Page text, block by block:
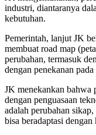
industri, diantaranya
kebutuhan.
Pemerintah, lanjut JK
membuat road map
perubahan, termasuk
dengan penekanan
JK menekankan bahwa
dengan penguasaan
adalah perubahan
bisa beradaptasi